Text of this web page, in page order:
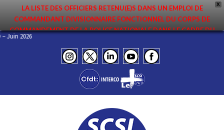
X
LA LISTE DES OFFICIERS RETENU(E)S DANS UN EMPLOI DE
COMMANDANT DIVISIONNAIRE FONCTIONNEL DU CORPS DE
COMMANDEMENT DE LA POLICE NATIONALE DANS LE CADRE DU
PREMIER MOUVEMENT 2026 A ÉTÉ DIFFUSÉE. ELLE EST DISPONIBLE EN
PAGES PROTÉGÉES DU SITE. FÉLICITATIONS AUX NOMMÉ(E)S !
– Juin 2026